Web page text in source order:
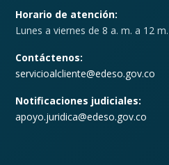
Horario de atención:
Lunes a viernes de 8 a. m. a 12
Contáctenos:
servicioalcliente@edeso.gov.co
Notificaciones judiciales:
apoyo.juridica@edeso.gov.co